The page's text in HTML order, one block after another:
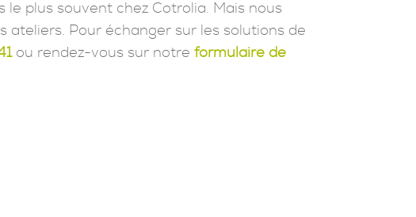
plus souvent chez Cotrolia. Mais nous
ateliers. Pour échanger sur les solutions de
ou rendez-vous sur notre formulaire de